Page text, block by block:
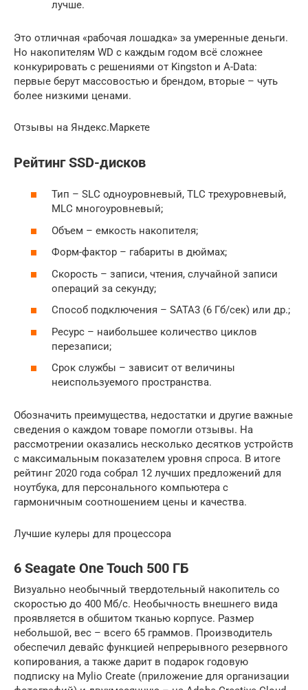
лучше.
Это отличная «рабочая лошадка» за умеренные деньги.
Но накопителям WD с каждым годом всё сложнее
конкурировать с решениями от Kingston и A-Data:
первые берут массовостью и брендом, вторые – чуть
более низкими ценами.
Отзывы на Яндекс.Маркете
Рейтинг SSD-дисков
Тип – SLC одноуровневый, TLC трехуровневый,
MLC многоуровневый;
Объем – емкость накопителя;
Форм-фактор – габариты в дюймах;
Скорость – записи, чтения, случайной записи
операций за секунду;
Способ подключения – SATA3 (6 Гб/сек) или др.;
Ресурс – наибольшее количество циклов
перезаписи;
Срок службы – зависит от величины
неиспользуемого пространства.
Обозначить преимущества, недостатки и другие важные
сведения о каждом товаре помогли отзывы. На
рассмотрении оказались несколько десятков устройств
с максимальным показателем уровня спроса. В итоге
рейтинг 2020 года собрал 12 лучших предложений для
ноутбука, для персонального компьютера с
гармоничным соотношением цены и качества.
Лучшие кулеры для процессора
6 Seagate One Touch 500 ГБ
Визуально необычный твердотельный накопитель со
скоростью до 400 Мб/с. Необычность внешнего вида
проявляется в обшитом тканью корпусе. Размер
небольшой, вес – всего 65 граммов. Производитель
обеспечил девайс функцией непрерывного резервного
копирования, а также дарит в подарок годовую
подписку на Mylio Create (приложение для организации